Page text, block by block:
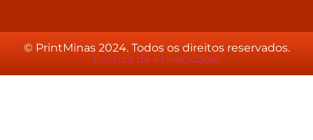
© PrintMinas 2024. Todos os direitos reservados.
Política de Privacidade.